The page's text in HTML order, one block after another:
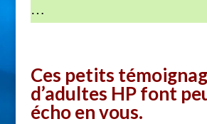
…
Ces petits
d’adultes HP font
écho en vous.